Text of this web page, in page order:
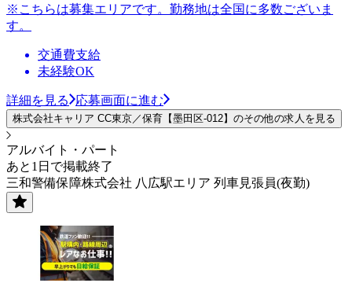
※こちらは募集エリアです。勤務地は全国に多数ございま
す。
交通費支給
未経験OK
詳細を見る 応募画面に進む
株式会社キャリア CC東京／保育【墨田区-012】のその他の求人を見る
アルバイト・パート
あと1日で掲載終了
三和警備保障株式会社 八広駅エリア 列車見張員(夜勤)